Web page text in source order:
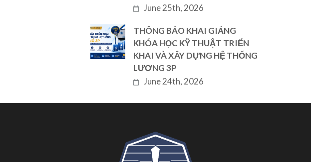
June 25th, 2026
THÔNG BÁO KHAI GIẢNG
KHÓA HỌC KỸ THUẬT TRIỂN
KHAI VÀ XÂY DỰNG HỆ THỐNG
LƯƠNG 3P
June 24th, 2026